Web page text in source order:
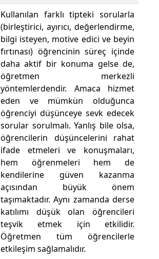
Kullanılan farklı tipteki sorularla
(birleştirici, ayırıcı, değerlendirme,
bilgi isteyen, motive edici ve beyin
fırtınası) öğrencinin süreç içinde
daha aktif bir konuma gelse de,
öğretmen merkezli
yöntemlerdendir. Amaca hizmet
eden ve mümkün olduğunca
öğrenciyi düşünceye sevk edecek
sorular sorulmalı. Yanlış bile olsa,
öğrencilerin düşüncelerini rahat
ifade etmeleri ve konuşmaları,
hem öğrenmeleri hem de
kendilerine güven kazanma
açısından büyük önem
taşımaktadır. Aynı zamanda derse
katılımı düşük olan öğrencileri
teşvik etmek için etkilidir.
Öğretmen tüm öğrencilerle
etkileşim sağlamalıdır.